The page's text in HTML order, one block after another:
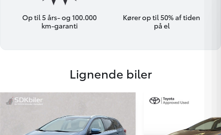
Op til 5 års- og 100.000
km-garanti
Kører op til 50% af tiden
på el
Lignende biler